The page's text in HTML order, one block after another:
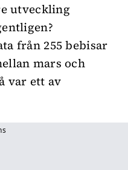
utveckling
från 255 bebisar
mars och
var ett av